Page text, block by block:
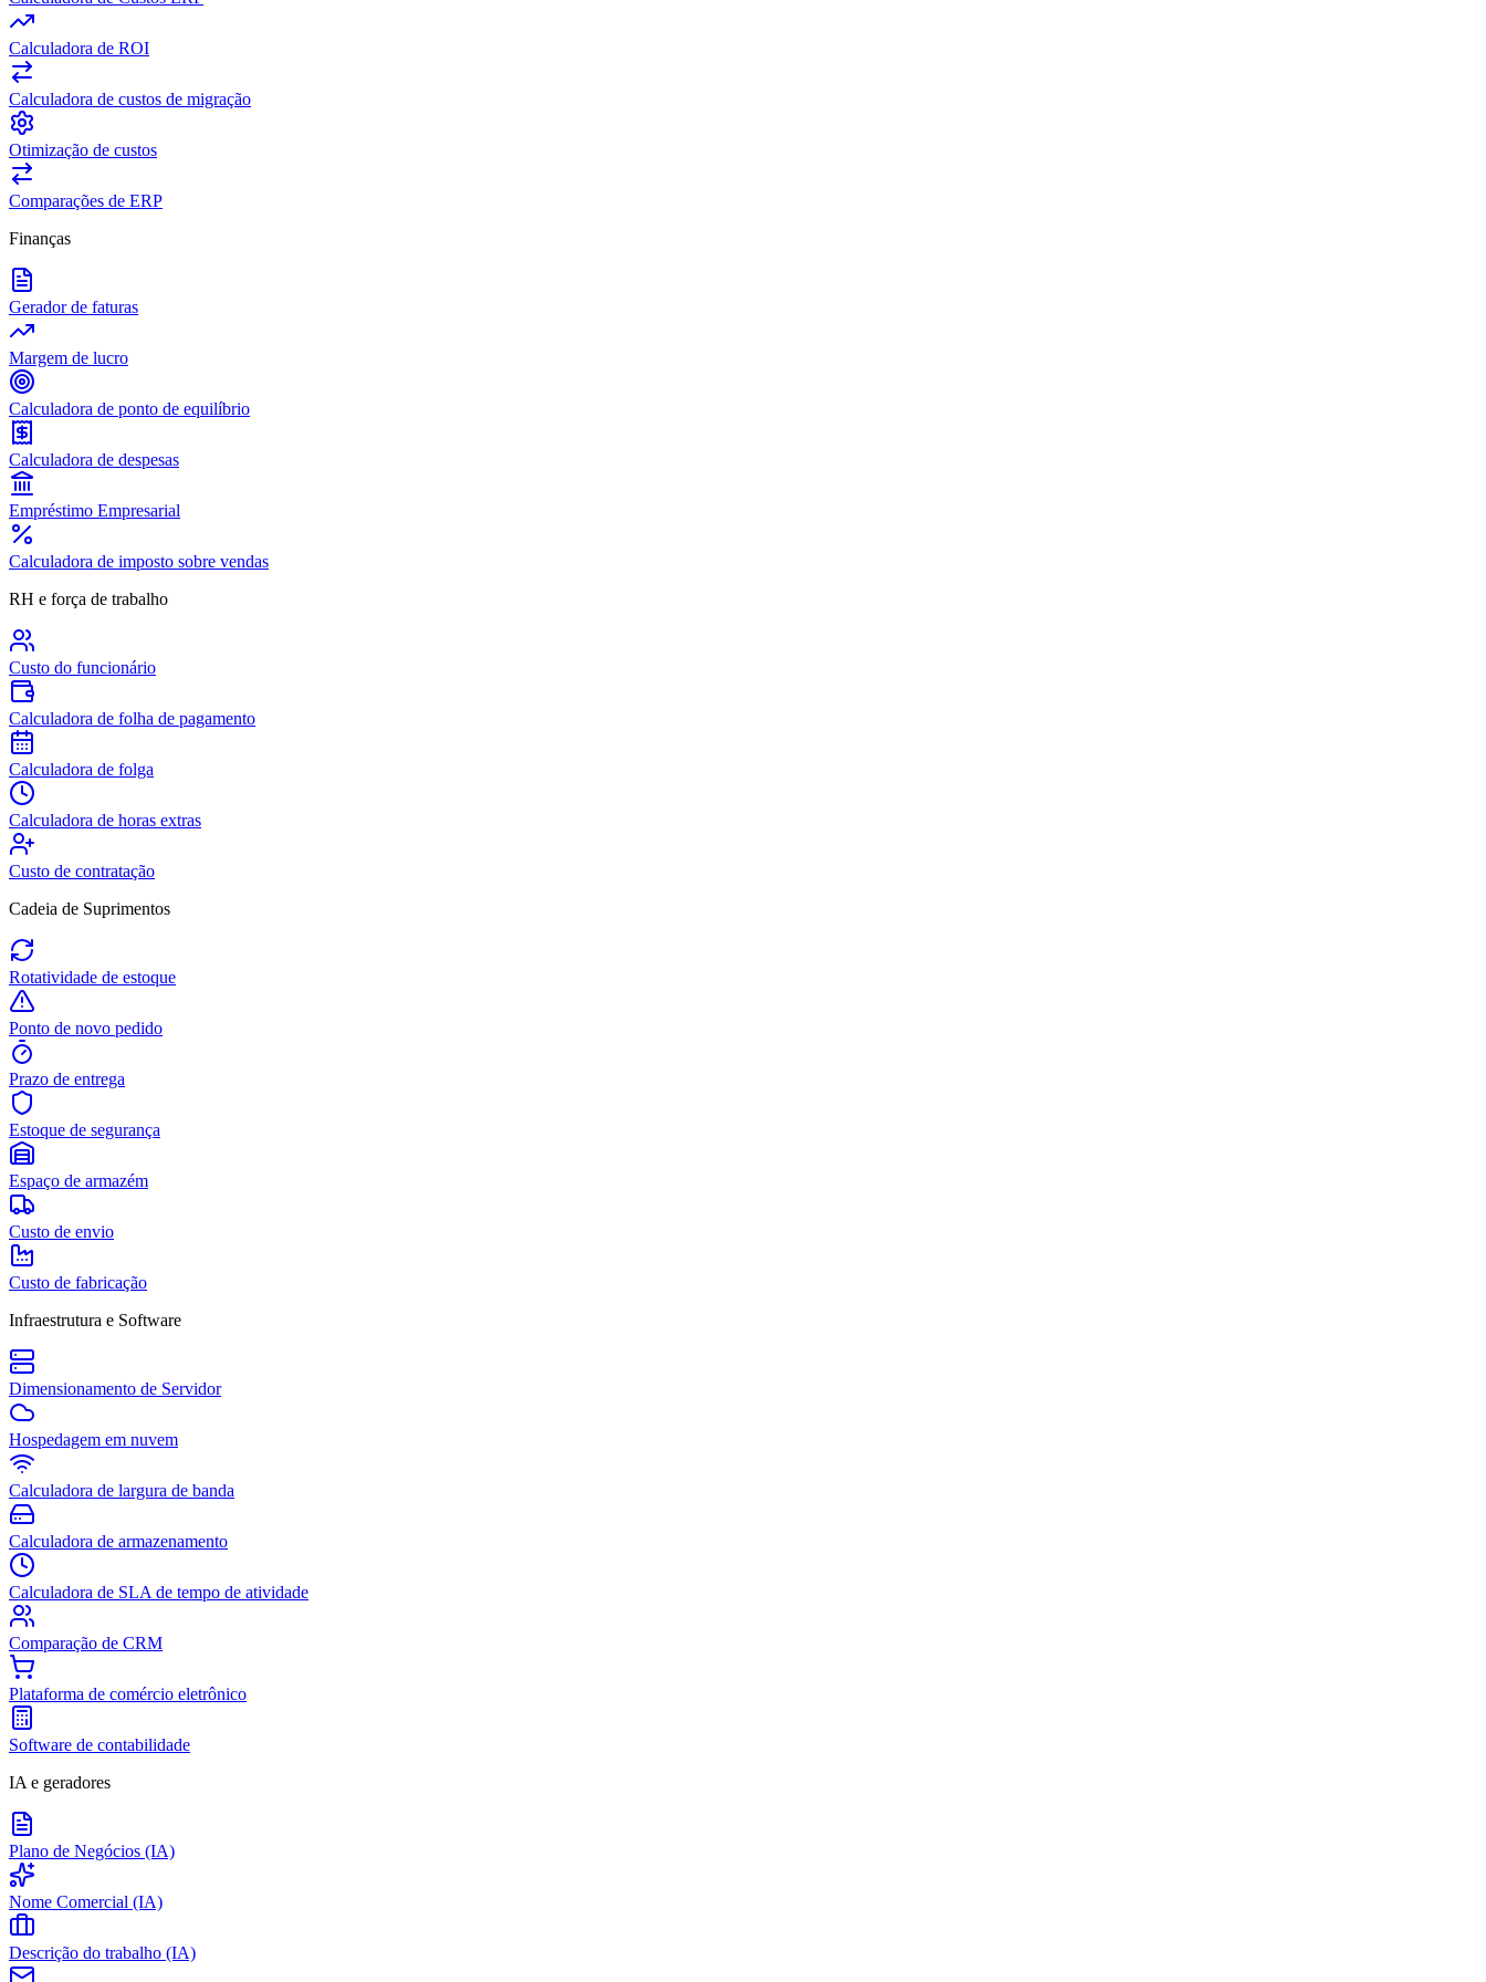
Calculadora de ROI
Calculadora de custos de migração
Otimização de custos
Comparações de ERP
Finanças
Gerador de faturas
Margem de lucro
Calculadora de ponto de equilíbrio
Calculadora de despesas
Empréstimo Empresarial
Calculadora de imposto sobre vendas
RH e força de trabalho
Custo do funcionário
Calculadora de folha de pagamento
Calculadora de folga
Calculadora de horas extras
Custo de contratação
Cadeia de Suprimentos
Rotatividade de estoque
Ponto de novo pedido
Prazo de entrega
Estoque de segurança
Espaço de armazém
Custo de envio
Custo de fabricação
Infraestrutura e Software
Dimensionamento de Servidor
Hospedagem em nuvem
Calculadora de largura de banda
Calculadora de armazenamento
Calculadora de SLA de tempo de atividade
Comparação de CRM
Plataforma de comércio eletrônico
Software de contabilidade
IA e geradores
Plano de Negócios (IA)
Nome Comercial (IA)
Descrição do trabalho (IA)